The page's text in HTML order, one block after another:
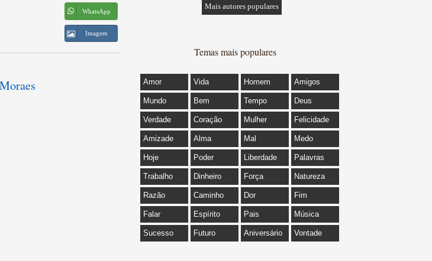
WhatsApp
Imagem
Mais autores populares
Temas mais populares
Amor Vida Homem Amigos
Mundo Bem Tempo Deus
Verdade Coração Mulher Felicidade
Amizade Alma Mal Medo
Hoje Poder Liberdade Palavras
Trabalho Dinheiro Força Natureza
Razão Caminho Dor Fim
Falar Espírito Pais Música
Sucesso Futuro Aniversário Vontade